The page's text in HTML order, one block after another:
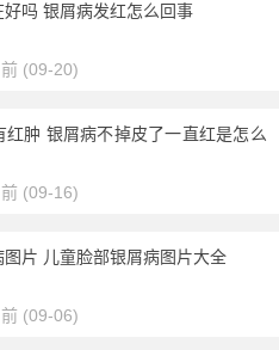
吗 银屑病发红怎么回事
(09-20)
红肿 银屑病不掉皮了一直红是怎么
(09-16)
图片 儿童脸部银屑病图片大全
(09-06)